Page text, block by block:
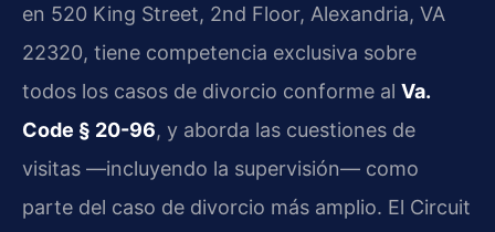
en 520 King Street, 2nd Floor, Alexandria, VA
22320, tiene competencia exclusiva sobre
todos los casos de divorcio conforme al Va.
Code § 20-96, y aborda las cuestiones de
visitas —incluyendo la supervisión— como
parte del caso de divorcio más amplio. El Circuit